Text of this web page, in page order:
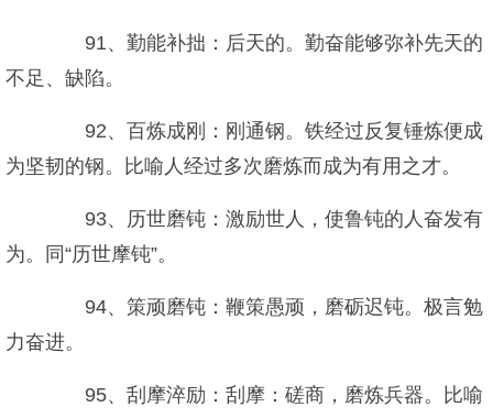
91、勤能补拙：后天的。勤奋能够弥补先天的
不足、缺陷。
92、百炼成刚：刚通钢。铁经过反复锤炼便成
为坚韧的钢。比喻人经过多次磨炼而成为有用之才。
93、历世磨钝：激励世人，使鲁钝的人奋发有
为。同“历世摩钝”。
94、策顽磨钝：鞭策愚顽，磨砺迟钝。极言勉
力奋进。
95、刮摩淬励：刮摩：磋商，磨炼兵器。比喻